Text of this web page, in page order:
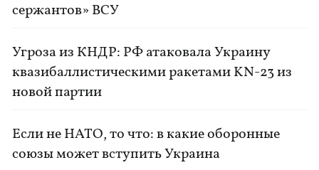
сержантов» ВСУ
Угроза из КНДР: РФ атаковала Украину
квазибаллистическими ракетами KN-23 из
новой партии
Если не НАТО, то что: в какие оборонные
союзы может вступить Украина